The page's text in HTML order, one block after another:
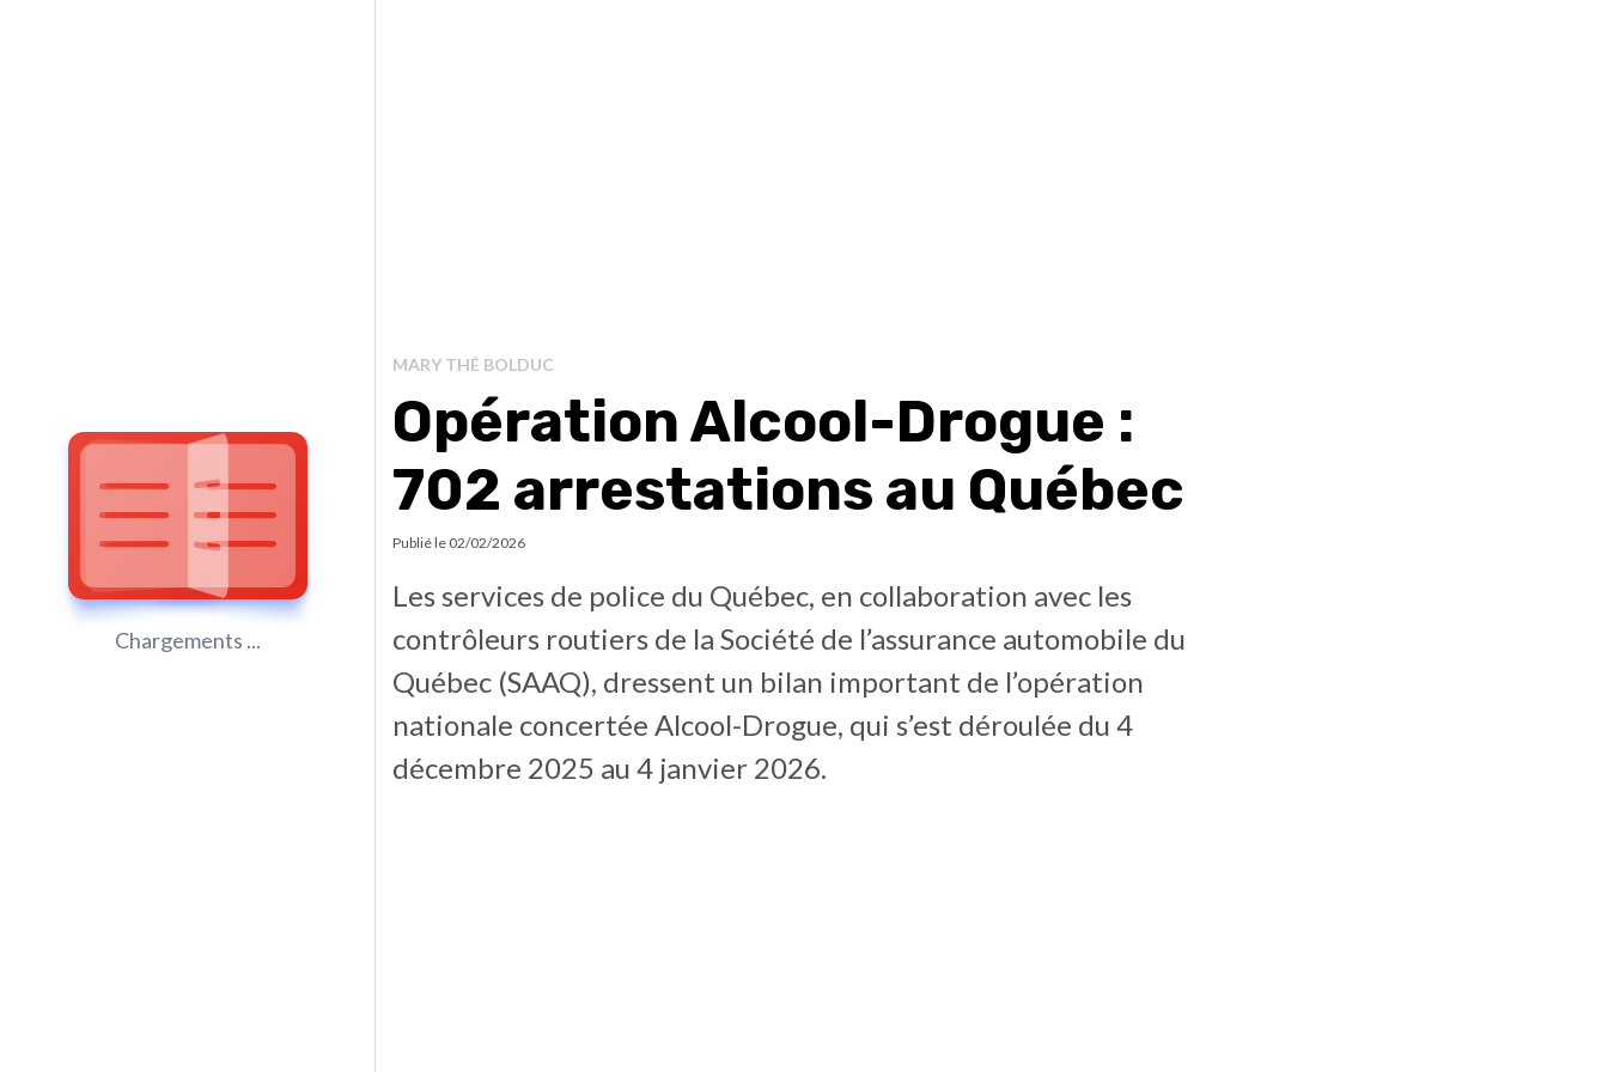
Chargements ...
MARY THÉ BOLDUC
Opération Alcool-Drogue :
702 arrestations au Québec
Publié le 02/02/2026
Les services de police du Québec, en collaboration avec les
contrôleurs routiers de la Société de l’assurance automobile du
Québec (SAAQ), dressent un bilan important de l’opération
nationale concertée Alcool-Drogue, qui s’est déroulée du 4
décembre 2025 au 4 janvier 2026.